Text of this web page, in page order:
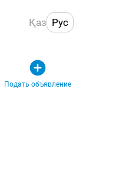
Қаз Рус
Подать объявление